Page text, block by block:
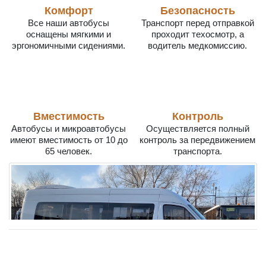
Комфорт
Все наши автобусы
оснащены мягкими и
эргономичными сидениями.
Безопасность
Транспорт перед отправкой
проходит техосмотр, а
водитель медкомиссию.
Вместимость
Автобусы и микроавтобусы
имеют вместимость от 10 до
65 человек.
Контроль
Осуществляется полный
контроль за передвижением
транспорта.